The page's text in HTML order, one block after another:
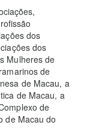
dos
dos
Mulheres de
de
de Macau, a
de Macau, a
de
de Macau do